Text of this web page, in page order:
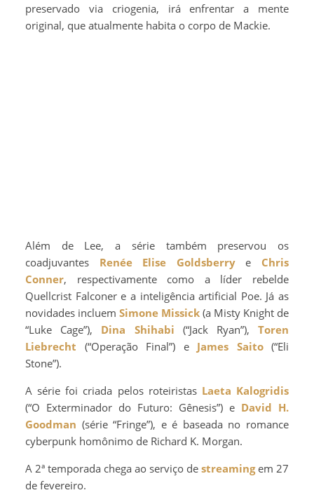
preservado via criogenia, irá enfrentar a mente
original, que atualmente habita o corpo de Mackie.
Além de Lee, a série também preservou os
coadjuvantes Renée Elise Goldsberrye Chris
Conner, respectivamente como a líder rebelde
Quellcrist Falconer e a inteligência artificial Poe. Já as
novidades incluem Simone Missick (a Misty Knight de
“Luke Cage”), Dina Shihabi (“Jack Ryan”),Toren
Liebrecht (“Operação Final”) e James Saito(“Eli
Stone”).
A série foi criada pelos roteiristas Laeta Kalogridis
(“O Exterminador do Futuro: Gênesis”) e David H.
Goodman (série “Fringe”), e é baseada no romance
cyberpunk homônimo de Richard K. Morgan.
A 2ª temporada chega ao serviço de streamingem 27
de fevereiro.